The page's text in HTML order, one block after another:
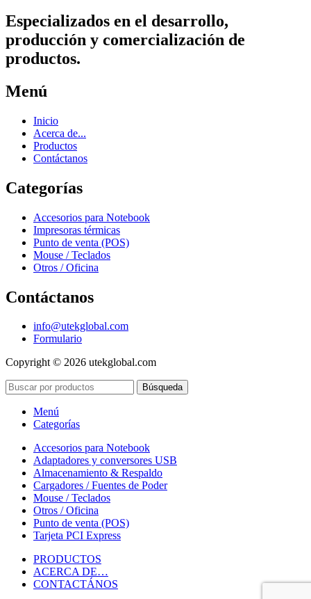
Especializados en el desarrollo,
producción y comercialización de
productos.
Menú
Inicio
Acerca de...
Productos
Contáctanos
Categorías
Accesorios para Notebook
Impresoras térmicas
Punto de venta (POS)
Mouse / Teclados
Otros / Oficina
Contáctanos
info@utekglobal.com
Formulario
Copyright © 2026 utekglobal.com
Búsqueda
Menú
Categorías
Accesorios para Notebook
Adaptadores y conversores USB
Almacenamiento & Respaldo
Cargadores / Fuentes de Poder
Mouse / Teclados
Otros / Oficina
Punto de venta (POS)
Tarjeta PCI Express
PRODUCTOS
ACERCA DE…
CONTACTÁNOS